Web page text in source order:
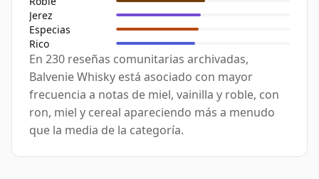
Jerez
Especias
Rico
En 230 reseñas comunitarias archivadas,
Balvenie Whisky está asociado con mayor
frecuencia a notas de miel, vainilla y roble, con
ron, miel y cereal apareciendo más a menudo
que la media de la categoría.